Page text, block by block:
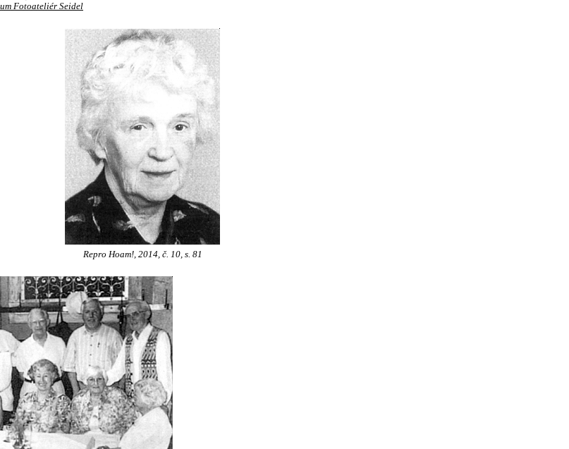
Fotoateliér Seidel
Repro Hoam!, 2014, č. 10, s. 81